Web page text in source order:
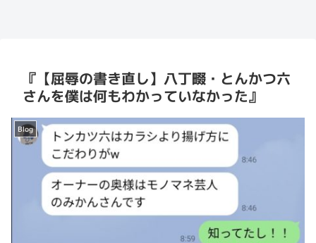
『【屈辱の書き直し】八丁畷・とんかつ六
さんを僕は何もわかっていなかった』
Blog